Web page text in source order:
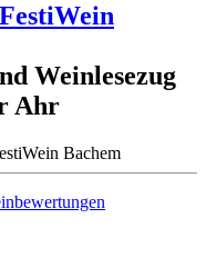
Weinlesezug
Ahr
Bachem